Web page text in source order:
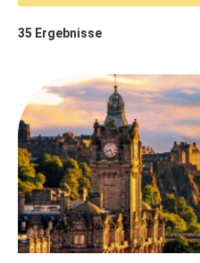
35 Ergebnisse